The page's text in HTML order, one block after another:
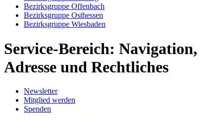
Bezirksgruppe Offenbach
Bezirksgruppe Osthessen
Bezirksgruppe Wiesbaden
Service-Bereich: Navigation,
Adresse und Rechtliches
Newsletter
Mitglied werden
Spenden